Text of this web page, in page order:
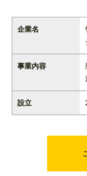
企業名
事業内容
設立